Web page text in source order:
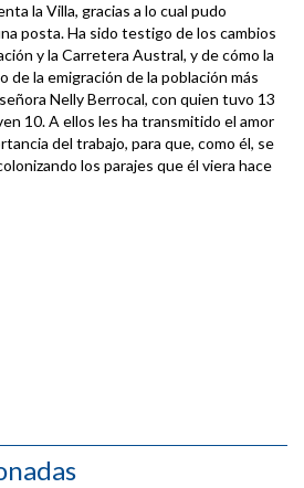
la Villa, gracias a lo cual pudo
posta. Ha sido testigo de los cambios
y la Carretera Austral, y de cómo la
de la emigración de la población más
Nelly Berrocal, con quien tuvo 13
10. A ellos les ha transmitido el amor
del trabajo, para que, como él, se
los parajes que él viera hace